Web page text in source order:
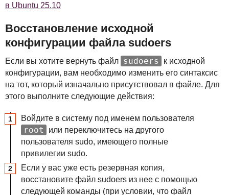
в Ubuntu 25.10
Восстановление исходной
конфигурации файла sudoers
Если вы хотите вернуть файл sudoers
к исходной
конфигурации, вам необходимо изменить его синтаксис
на тот, который изначально присутствовал в файле. Для
этого выполните следующие действия:
Войдите в систему под именем пользователя
root
или переключитесь на другого
пользователя sudo, имеющего полные
привилегии sudo.
Если у вас уже есть резервная копия,
восстановите файл sudoers из нее с помощью
следующей команды (при условии, что файл